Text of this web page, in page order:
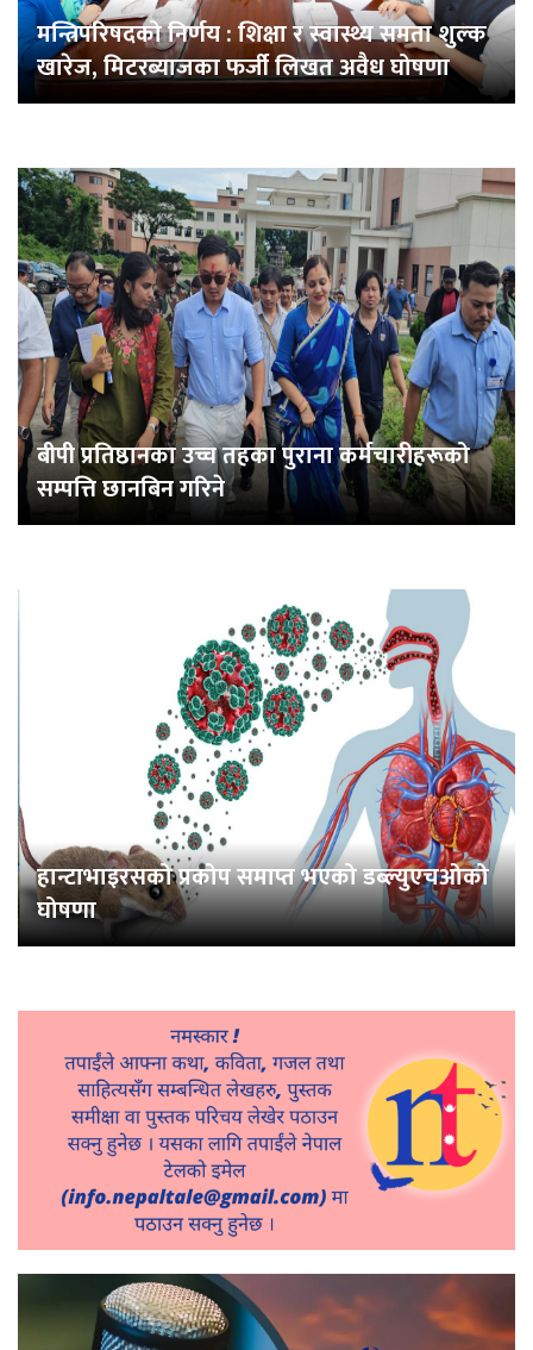
मन्त्रिपरिषदको निर्णय : शिक्षा र स्वास्थ्य समता शुल्क
खारेज, मिटरब्याजका फर्जी लिखत अवैध घोषणा
बीपी प्रतिष्ठानका उच्च तहका पुराना कर्मचारीहरूको
सम्पत्ति छानबिन गरिने
हान्टाभाइरसको प्रकोप समाप्त भएको डब्ल्युएचओको
घोषणा